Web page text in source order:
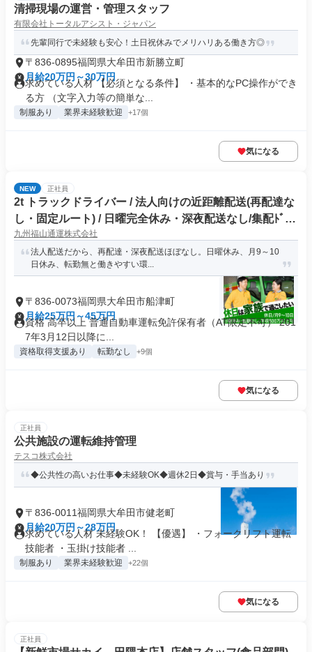
清掃現場の運営・管理スタッフ
有限会社トータルアシスト・ジャパン
先輩同行で未経験も安心！土日祝休みでメリハリある働き方◎
〒836-0895福岡県大牟田市新勝立町
月給20万円～30万円
求めている人材 【必須となる条件】 ・基本的なPC操作ができ
る方 （文字入力等の簡単な...
制服あり 業界未経験歓迎 +17個
気になる
NEW 正社員
2t トラックドライバー / 法人向けの近距離配送(再配達な
し・固定ルート) / 日曜完全休み・深夜配送なし/集配ﾄﾞﾗｲ
ﾊﾞｰ2t(正社員)
九州福山通運株式会社
法人配送だから、再配達・深夜配送ほぼなし。日曜休み、月9～10
日休み、転勤無と働きやすい環...
〒836-0073福岡県大牟田市船津町
月給25万円～45万円
資格 高卒以上 普通自動車運転免許保有者（AT限定不可） 201
7年3月12日以降に...
資格取得支援あり 転勤なし +9個
気になる
正社員
公共施設の運転維持管理
テスコ株式会社
◆公共性の高いお仕事◆未経験OK◆週休2日◆賞与・手当あり
〒836-0011福岡県大牟田市健老町
月給20万円～28万円
求めている人材 未経験OK！ 【優遇】 ・フォークリフト運転
技能者 ・玉掛け技能者 ...
制服あり 業界未経験歓迎 +22個
気になる
正社員